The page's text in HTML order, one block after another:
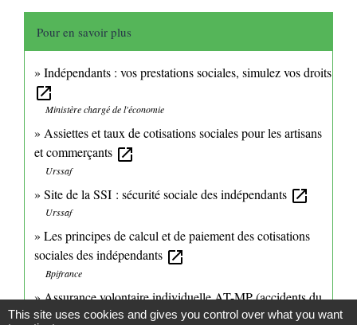
Pour en savoir plus
Indépendants : vos prestations sociales, simulez vos droits
open_in_new
Ministère chargé de l'économie
Assiettes et taux de cotisations sociales pour les artisans
et commerçants open_in_new
Urssaf
Site de la SSI : sécurité sociale des indépendants open_in_new
Urssaf
Les principes de calcul et de paiement des cotisations
sociales des indépendants open_in_new
Bpifrance
Assurance volontaire individuelle AT-MP (accidents du
travail et maladie pro)open_in_new
This site uses cookies and gives you control over what you want